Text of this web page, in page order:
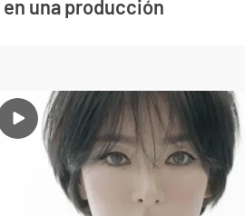
en una producción